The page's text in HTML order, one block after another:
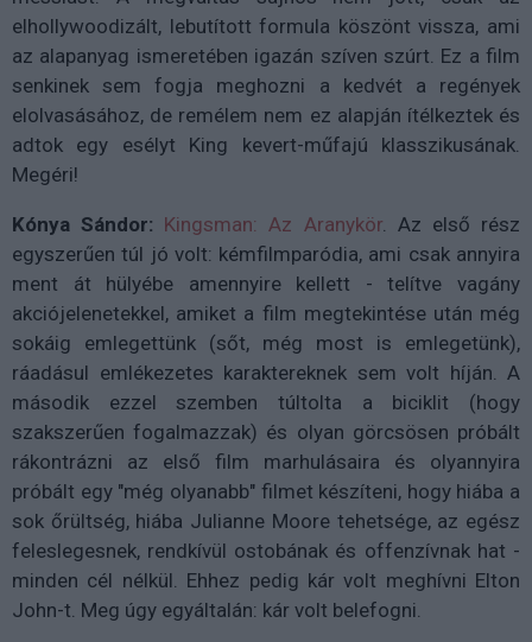
elhollywoodizált, lebutított formula köszönt vissza, ami
az alapanyag ismeretében igazán szíven szúrt. Ez a film
senkinek sem fogja meghozni a kedvét a regények
elolvasásához, de remélem nem ez alapján ítélkeztek és
adtok egy esélyt King kevert-műfajú klasszikusának.
Megéri!
Kónya Sándor: Kingsman: Az Aranykör. Az első rész
egyszerűen túl jó volt: kémfilmparódia, ami csak annyira
ment át hülyébe amennyire kellett - telítve vagány
akciójelenetekkel, amiket a film megtekintése után még
sokáig emlegettünk (sőt, még most is emlegetünk),
ráadásul emlékezetes karaktereknek sem volt híján. A
második ezzel szemben túltolta a biciklit (hogy
szakszerűen fogalmazzak) és olyan görcsösen próbált
rákontrázni az első film marhulásaira és olyannyira
próbált egy "még olyanabb" filmet készíteni, hogy hiába a
sok őrültség, hiába Julianne Moore tehetsége, az egész
feleslegesnek, rendkívül ostobának és offenzívnak hat -
minden cél nélkül. Ehhez pedig kár volt meghívni Elton
John-t. Meg úgy egyáltalán: kár volt belefogni.